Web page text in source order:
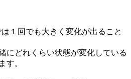
１回でも大きく変化が出ること
にどれくらい状態が変化している
す。